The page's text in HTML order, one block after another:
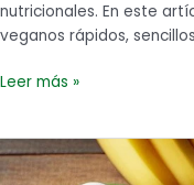
nutricionales. En este
veganos rápidos,
Leer más »
Postres
veganos